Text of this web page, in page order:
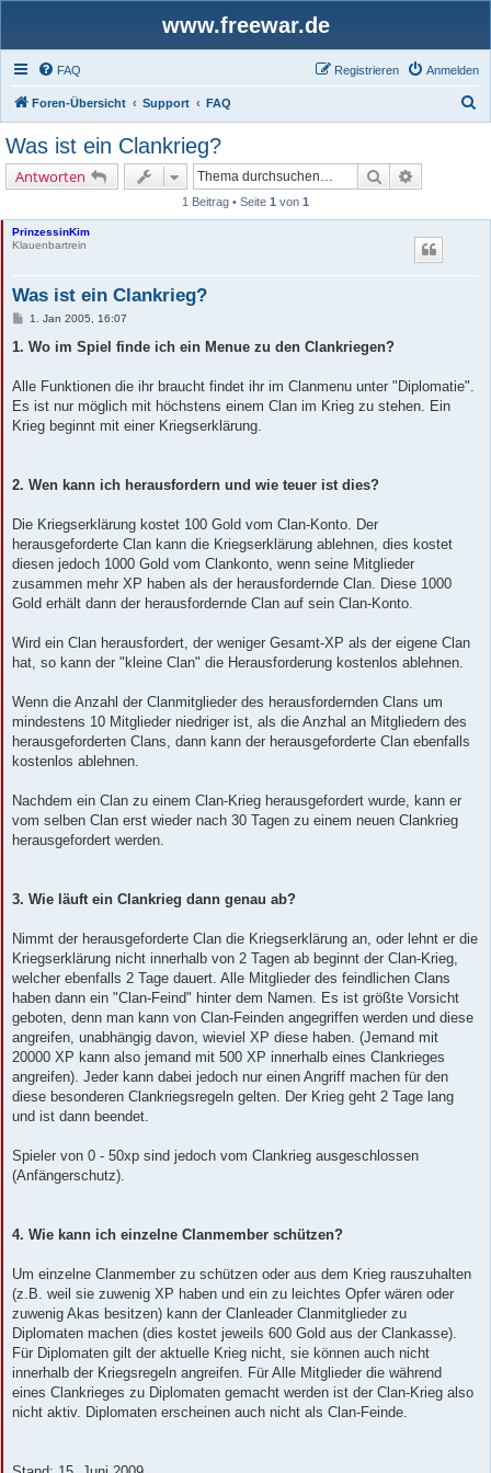
www.freewar.de
FAQ Anmelden
Registrieren
Foren-Übersicht Support FAQ
Was ist ein Clankrieg?
Antworten Suche
1 Beitrag • Seite 1 von 1
PrinzessinKim
Klauenbartrein
Was ist ein Clankrieg?
B
a
1. Jan 2005, 16:07
1. Wo im Spiel finde ich ein Menue zu den Clankriegen?
Alle Funktionen die ihr braucht findet ihr im Clanmenu unter "Diplomatie".
Es ist nur möglich mit höchstens einem Clan im Krieg zu stehen. Ein
Krieg beginnt mit einer Kriegserklärung.
2. Wen kann ich herausfordern und wie teuer ist dies?
Die Kriegserklärung kostet 100 Gold vom Clan-Konto. Der
herausgeforderte Clan kann die Kriegserklärung ablehnen, dies kostet
diesen jedoch 1000 Gold vom Clankonto, wenn seine Mitglieder
zusammen mehr XP haben als der herausfordernde Clan. Diese 1000
Gold erhält dann der herausfordernde Clan auf sein Clan-Konto.
Wird ein Clan herausfordert, der weniger Gesamt-XP als der eigene Clan
hat, so kann der "kleine Clan" die Herausforderung kostenlos ablehnen.
Wenn die Anzahl der Clanmitglieder des herausfordernden Clans um
mindestens 10 Mitglieder niedriger ist, als die Anzhal an Mitgliedern des
herausgeforderten Clans, dann kann der herausgeforderte Clan ebenfalls
kostenlos ablehnen.
Nachdem ein Clan zu einem Clan-Krieg herausgefordert wurde, kann er
vom selben Clan erst wieder nach 30 Tagen zu einem neuen Clankrieg
herausgefordert werden.
3. Wie läuft ein Clankrieg dann genau ab?
Nimmt der herausgeforderte Clan die Kriegserklärung an, oder lehnt er die
Kriegserklärung nicht innerhalb von 2 Tagen ab beginnt der Clan-Krieg,
welcher ebenfalls 2 Tage dauert. Alle Mitglieder des feindlichen Clans
haben dann ein "Clan-Feind" hinter dem Namen. Es ist größte Vorsicht
geboten, denn man kann von Clan-Feinden angegriffen werden und diese
angreifen, unabhängig davon, wieviel XP diese haben. (Jemand mit
20000 XP kann also jemand mit 500 XP innerhalb eines Clankrieges
angreifen). Jeder kann dabei jedoch nur einen Angriff machen für den
diese besonderen Clankriegsregeln gelten. Der Krieg geht 2 Tage lang
und ist dann beendet.
Spieler von 0 - 50xp sind jedoch vom Clankrieg ausgeschlossen
(Anfängerschutz).
4. Wie kann ich einzelne Clanmember schützen?
Um einzelne Clanmember zu schützen oder aus dem Krieg rauszuhalten
(z.B. weil sie zuwenig XP haben und ein zu leichtes Opfer wären oder
zuwenig Akas besitzen) kann der Clanleader Clanmitglieder zu
Diplomaten machen (dies kostet jeweils 600 Gold aus der Clankasse).
Für Diplomaten gilt der aktuelle Krieg nicht, sie können auch nicht
innerhalb der Kriegsregeln angreifen. Für Alle Mitglieder die während
eines Clankrieges zu Diplomaten gemacht werden ist der Clan-Krieg also
nicht aktiv. Diplomaten erscheinen auch nicht als Clan-Feinde.